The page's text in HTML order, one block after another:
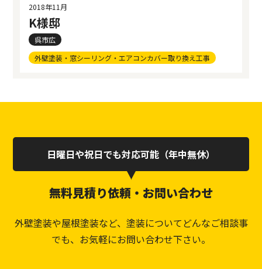
2018年11月
K様邸
呉市広
外壁塗装・窓シーリング・エアコンカバー取り換え工事
日曜日や祝日でも対応可能（年中無休）
無料見積り依頼・お問い合わせ
外壁塗装や屋根塗装など、塗装についてどんなご相談事
でも、お気軽にお問い合わせ下さい。